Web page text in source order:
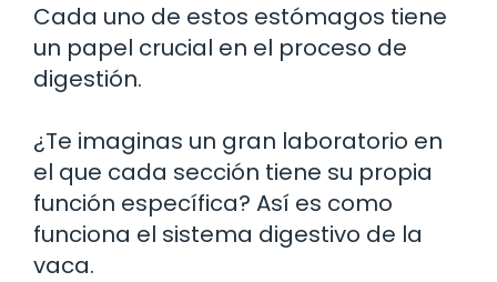
Cada uno de estos estómagos tiene
un papel crucial en el proceso de
digestión.
¿Te imaginas un gran laboratorio en
el que cada sección tiene su propia
función específica? Así es como
funciona el sistema digestivo de la
vaca.